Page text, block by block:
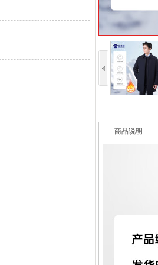
商品说明